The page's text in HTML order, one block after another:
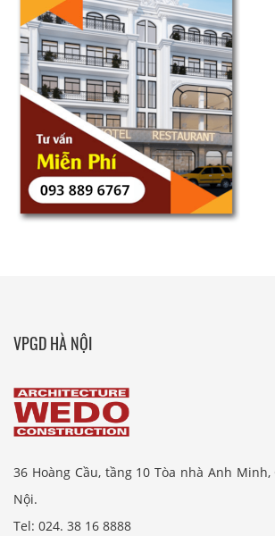
VPGD HÀ NỘI
36 Hoàng Cầu, tầng 10 Tòa nhà Anh
Nội.
Tel: 024. 38 16 8888